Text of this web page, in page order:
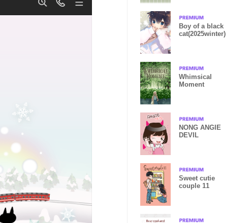
Boy of a black
cat(2025winter)
Whimsical
Moment
NONG ANGIE
DEVIL
Sweet cutie
couple 11